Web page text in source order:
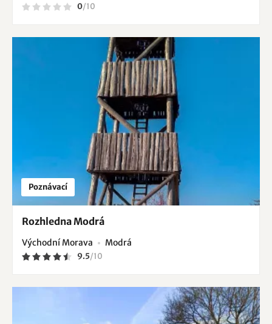
0/10
Poznávací
Rozhledna Modrá
Východní Morava Modrá
9.5/10